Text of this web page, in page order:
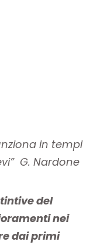
in tempi
G. Nardone
del
nei
dai primi